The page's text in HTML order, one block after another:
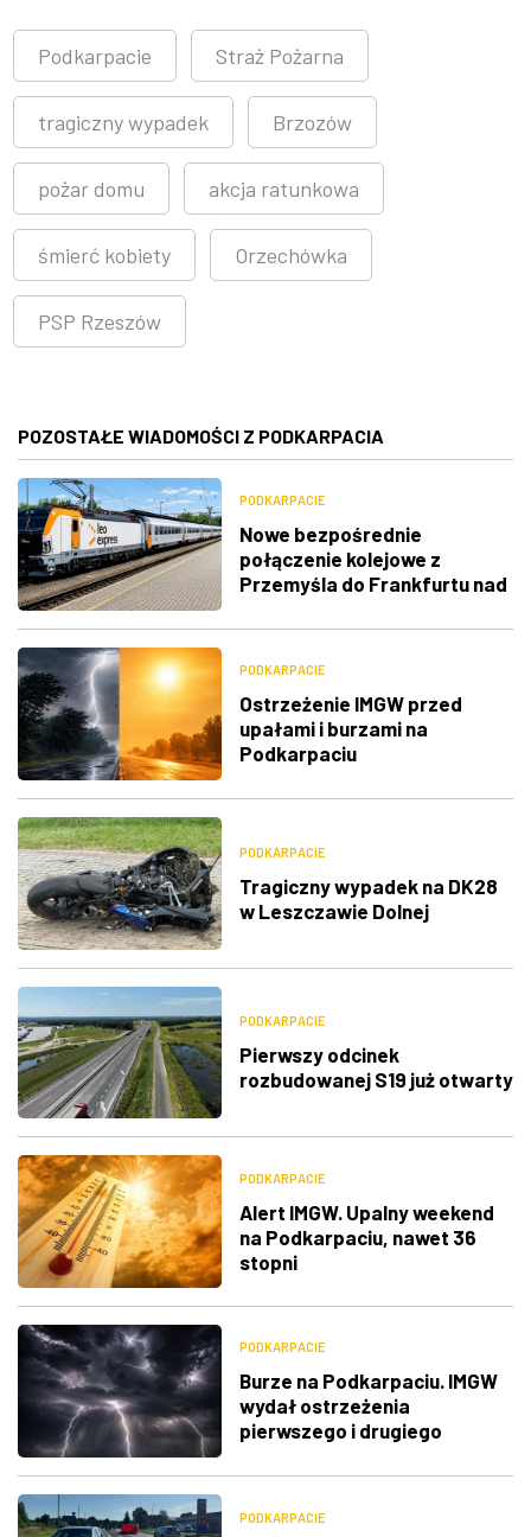
Podkarpacie Straż Pożarna
tragiczny wypadek Brzozów
pożar domu akcja ratunkowa
śmierć kobiety Orzechówka
PSP Rzeszów
POZOSTAŁE WIADOMOŚCI Z PODKARPACIA
PODKARPACIE
Nowe bezpośrednie
połączenie kolejowe z
Przemyśla do Frankfurtu nad
PODKARPACIE
Ostrzeżenie IMGW przed
upałami i burzami na
Podkarpaciu
PODKARPACIE
Tragiczny wypadek na DK28
w Leszczawie Dolnej
PODKARPACIE
Pierwszy odcinek
rozbudowanej S19 już otwarty
PODKARPACIE
Alert IMGW. Upalny weekend
na Podkarpaciu, nawet 36
stopni
PODKARPACIE
Burze na Podkarpaciu. IMGW
wydał ostrzeżenia
pierwszego i drugiego
PODKARPACIE